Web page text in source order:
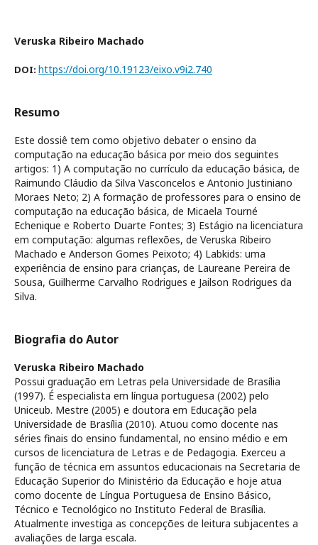
Veruska Ribeiro Machado
DOI: https://doi.org/10.19123/eixo.v9i2.740
Resumo
Este dossiê tem como objetivo debater o ensino da
computação na educação básica por meio dos seguintes
artigos: 1) A computação no currículo da educação básica, de
Raimundo Cláudio da Silva Vasconcelos e Antonio Justiniano
Moraes Neto; 2) A formação de professores para o ensino de
computação na educação básica, de Micaela Tourné
Echenique e Roberto Duarte Fontes; 3) Estágio na licenciatura
em computação: algumas reflexões, de Veruska Ribeiro
Machado e Anderson Gomes Peixoto; 4) Labkids: uma
experiência de ensino para crianças, de Laureane Pereira de
Sousa, Guilherme Carvalho Rodrigues e Jailson Rodrigues da
Silva.
Biografia do Autor
Veruska Ribeiro Machado
Possui graduação em Letras pela Universidade de Brasília
(1997). É especialista em língua portuguesa (2002) pelo
Uniceub. Mestre (2005) e doutora em Educação pela
Universidade de Brasília (2010). Atuou como docente nas
séries finais do ensino fundamental, no ensino médio e em
cursos de licenciatura de Letras e de Pedagogia. Exerceu a
função de técnica em assuntos educacionais na Secretaria de
Educação Superior do Ministério da Educação e hoje atua
como docente de Língua Portuguesa de Ensino Básico,
Técnico e Tecnológico no Instituto Federal de Brasília.
Atualmente investiga as concepções de leitura subjacentes a
avaliações de larga escala.